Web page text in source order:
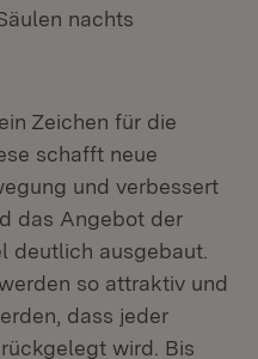
nachts
Zeichen für die
schafft neue
und verbessert
das Angebot der
deutlich ausgebaut.
so attraktiv und
dass jeder
wird. Bis